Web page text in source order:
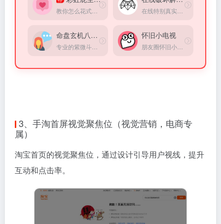
命盘玄机八字测算 怀旧小电视
3、手淘首屏视觉聚焦位（视觉营销，电商专
属）
淘宝首页的视觉聚焦位，通过设计引导用户视线，提升
互动和点击率。